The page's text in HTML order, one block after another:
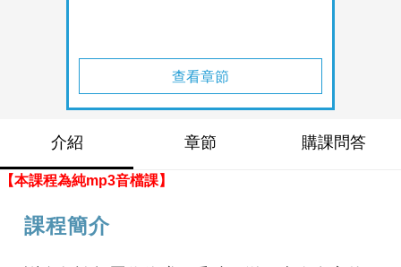
查看章節
介紹 章節 購課問答
【本課程為純mp3音檔課】
課程簡介